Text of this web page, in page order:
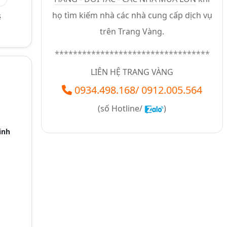
họ tìm kiếm nhà các nhà cung cấp dịch vụ
trên Trang Vàng.
**********************************
LIÊN HỆ TRANG VÀNG
0934.498.168/ 0912.005.564
(số Hotline/ )